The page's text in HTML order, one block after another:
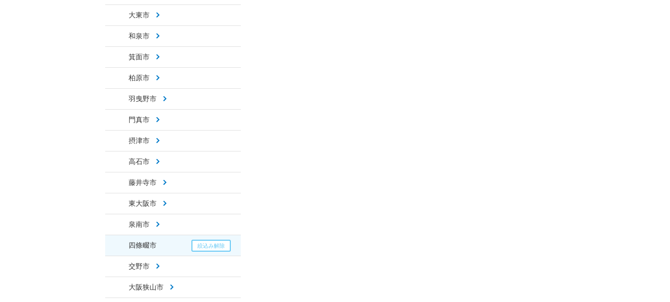
大東市
和泉市
箕面市
柏原市
羽曳野市
門真市
摂津市
高石市
藤井寺市
東大阪市
泉南市
四條畷市
交野市
大阪狭山市